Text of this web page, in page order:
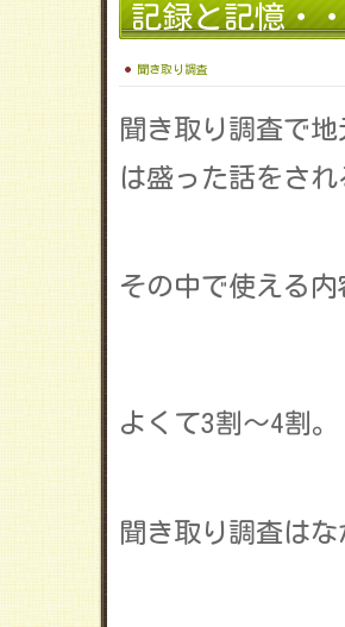
記録と記憶・
聞き取り調査
聞き取り調査で
は盛った話をさ
その中で使える
よくて3割～4割。
聞き取り調査は